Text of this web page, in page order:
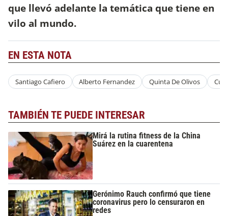
que llevó adelante la temática que tiene en
vilo al mundo.
EN ESTA NOTA
Santiago Cafiero Alberto Fernandez Quinta De Olivos
TAMBIÉN TE PUEDE INTERESAR
Mirá la rutina fitness de la China
Suárez en la cuarentena
Gerónimo Rauch confirmó que tiene
coronavirus pero lo censuraron en
redes